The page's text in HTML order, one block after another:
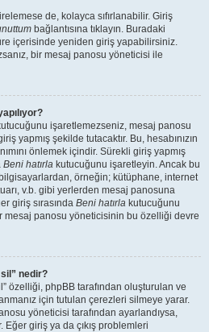
de, kolayca sıfırlanabilir. Giriş
bağlantısına tıklayın. Buradaki
içerisinde yeniden giriş yapabilirsiniz.
bir mesaj panosu yöneticisi ile
işaretlemezseniz, mesaj panosu
yapmış şekilde tutacaktır. Bu, hesabınızın
önlemek içindir. Sürekli giriş yapmış
Beni hatırla kutucuğunu işaretleyin. Ancak bu
örneğin; kütüphane, internet
v.b. gibi yerlerden mesaj panosuna
giriş sırasında Beni hatırla kutucuğunu
mesaj panosu yöneticisinin bu özelliği devre
nedir?
özelliği, phpBB tarafından oluşturulan ve
için tutulan çerezleri silmeye yarar.
yöneticisi tarafından ayarlandıysa,
giriş ya da çıkış problemleri